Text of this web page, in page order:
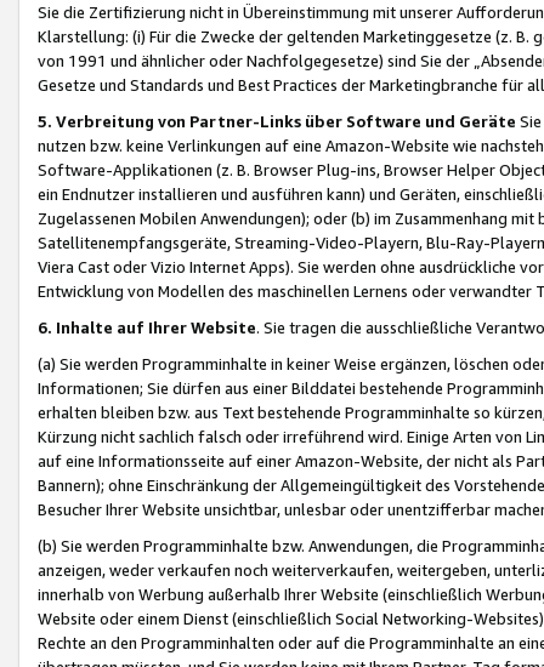
Sie die Zertifizierung nicht in Übereinstimmung mit unserer
Klarstellung: (i) Für die Zwecke der geltenden Marketinggesetze (z. B.
von 1991 und ähnlicher oder Nachfolgegesetze) sind Sie der
Gesetze und Standards und Best Practices der Marketingbranche für
5. Verbreitung von Partner-Links über Software und Geräte
nutzen bzw. keine Verlinkungen auf eine Amazon-Website wie
Software-Applikationen (z. B. Browser Plug-ins, Browser Helper
ein Endnutzer installieren und ausführen kann) und Geräten,
Zugelassenen Mobilen Anwendungen); oder (b) im Zusammenhang
Satellitenempfangsgeräte, Streaming-Video-Playern, Blu-Ray-
Viera Cast oder Vizio Internet Apps). Sie werden ohne ausdrückliche
Entwicklung von Modellen des maschinellen Lernens oder
6. Inhalte auf Ihrer Website. Sie tragen die ausschließliche
(a) Sie werden Programminhalte in keiner Weise ergänzen, löschen
Informationen; Sie dürfen aus einer Bilddatei bestehende
erhalten bleiben bzw. aus Text bestehende Programminhalte so
Kürzung nicht sachlich falsch oder irreführend wird. Einige Arten von
auf eine Informationsseite auf einer Amazon-Website, der nicht als
Bannern); ohne Einschränkung der Allgemeingültigkeit des
Besucher Ihrer Website unsichtbar, unlesbar oder unentzifferbar
(b) Sie werden Programminhalte bzw. Anwendungen, die
anzeigen, weder verkaufen noch weiterverkaufen, weitergeben,
innerhalb von Werbung außerhalb Ihrer Website (einschließlich
Website oder einem Dienst (einschließlich Social Networking-
Rechte an den Programminhalten oder auf die Programminhalte an